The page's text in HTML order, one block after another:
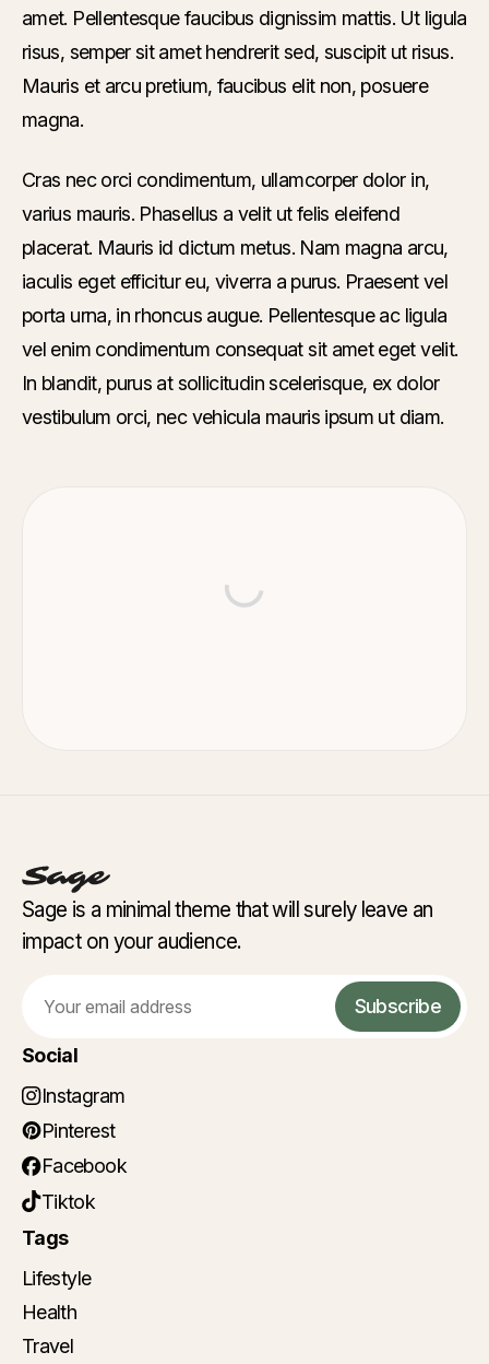
amet. Pellentesque faucibus dignissim mattis. Ut ligula
risus, semper sit amet hendrerit sed, suscipit ut risus.
Mauris et arcu pretium, faucibus elit non, posuere
magna.
Cras nec orci condimentum, ullamcorper dolor in,
varius mauris. Phasellus a velit ut felis eleifend
placerat. Mauris id dictum metus. Nam magna arcu,
iaculis eget efficitur eu, viverra a purus. Praesent vel
porta urna, in rhoncus augue. Pellentesque ac ligula
vel enim condimentum consequat sit amet eget velit.
In blandit, purus at sollicitudin scelerisque, ex dolor
vestibulum orci, nec vehicula mauris ipsum ut diam.
Sage is a minimal theme that will surely leave an
impact on your audience.
Email Subscribe
Social
Instagram
Pinterest
Facebook
Tiktok
Tags
Lifestyle
Health
Travel